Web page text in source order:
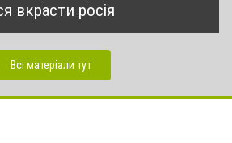
вкрасти росія
Всі матеріали тут